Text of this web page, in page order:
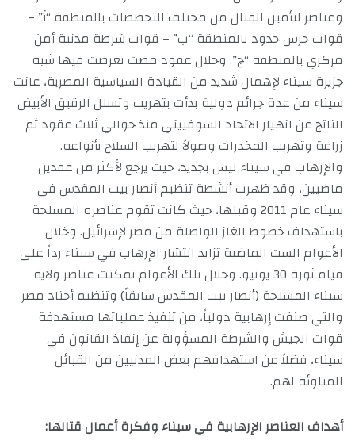
وعناصر لتأمين القتال من مختلف التخصصات بالمنطقة “أ” –
قوات حرس حدود بالمنطقة “ب” – قوات شرطة مدنية أمن
مركزي بالمنطقة “ج”. وخلال عقود مضت تعرضت فيها شبه
جزيرة سيناء لإهمال شديد من القيادة السياسية المصرية، عانت
سيناء من عدة جرائم دولية بدأت بتهريب وتسلل الرقيق الأبيض
الناتج عن انهيار الاتحاد السوفييتي منذ حوالي ثلاث عقود ثم
زراعة وتهريب المخدرات وصولاً لتهريب السلاح بأنواعه.
والإرهاب في سيناء ليس بجديد، حيث يرجع لأكثر من عقدين
ماضيين، وقد ظهرت أنشطة تنظيم أنصار بيت المقدس في
سيناء عام 2011 وقبلها، حيث كانت تقوم عناصره المسلحة
باستهداف خطوط الغاز الواصلة من مصر لإسرائيل. وخلال
الأعوام الست الماضية تزايد انتشار الإرهاب في سيناء رداً على
قيام ثورة 30 يونيو. وخلال تلك الأعوام تمكنت عناصر ولاية
سيناء المسلحة (أنصار بيت المقدس سابقاً) وتنظيم أجناد مصر
والتي صنفت إرهابية دولياً، من تنفيذ عملياتها مستهدفة
قوات الجيش والشرطة المسؤولة عن إنفاذ القانون في
سيناء، فضلاً عن استهدافهم بعض المدنيين من القبائل
المناوئة لهم.
أهداف العناصر الإرهابية في سيناء وفكرة أعمال قتالها: